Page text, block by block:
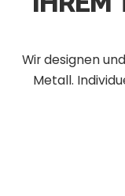
Wir designen
Metall.